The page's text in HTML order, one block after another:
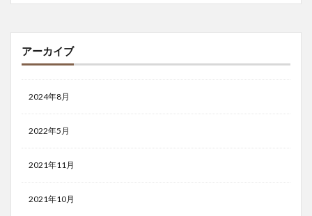
アーカイブ
2024年8月
2022年5月
2021年11月
2021年10月